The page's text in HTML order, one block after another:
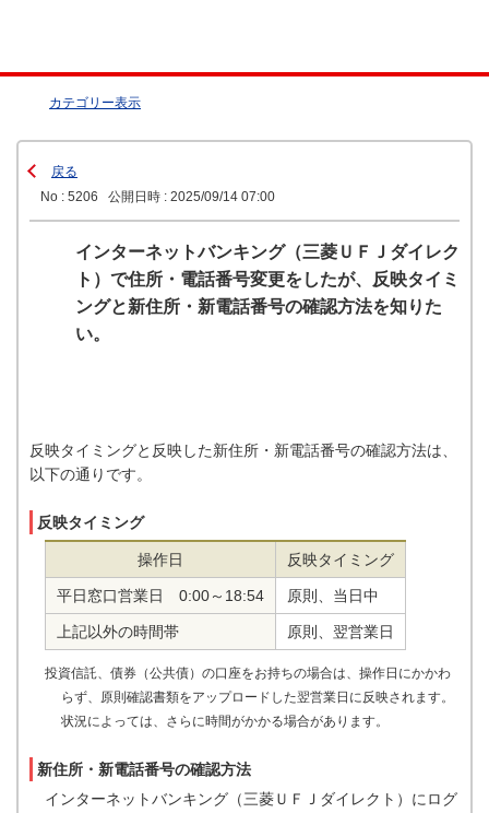
カテゴリー表示
戻る
No : 5206
公開日時 : 2025/09/14 07:00
インターネットバンキング（三菱ＵＦＪダイレク
ト）で住所・電話番号変更をしたが、反映タイミ
ングと新住所・新電話番号の確認方法を知りた
い。
反映タイミングと反映した新住所・新電話番号の確認方法は、
以下の通りです。
反映タイミング
操作日 反映タイミング
平日窓口営業日 0:00～18:54 原則、当日中
上記以外の時間帯 原則、翌営業日
投資信託、債券（公共債）の口座をお持ちの場合は、操作日にかかわ
らず、原則確認書類をアップロードした翌営業日に反映されます。
状況によっては、さらに時間がかかる場合があります。
新住所・新電話番号の確認方法
インターネットバンキング（三菱ＵＦＪダイレクト）にログ